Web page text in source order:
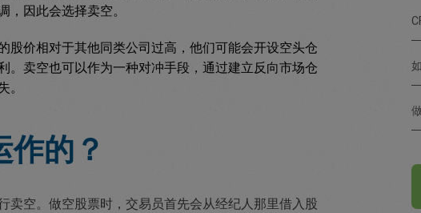
，因此会选择卖空。
股价相对于其他同类公司过高，他们可能会开设空头仓
。卖空也可以作为一种对冲手段，通过建立反向市场仓
。
作的？
卖空。做空股票时，交易员首先会从经纪人那里借入股